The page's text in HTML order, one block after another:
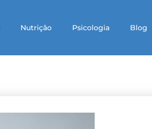
Nutrição Psicologia Blog